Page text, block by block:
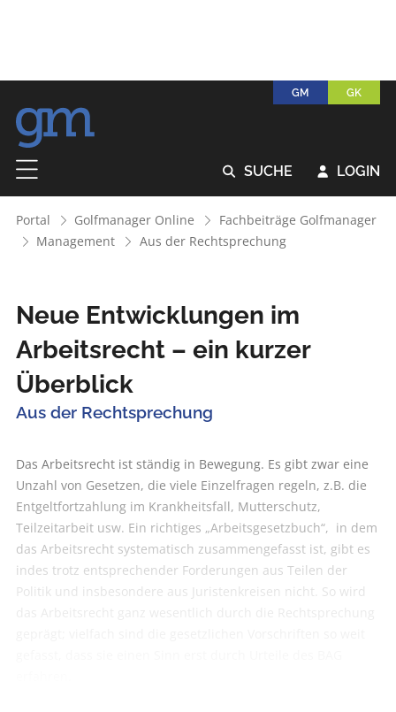
GM GK
 SUCHE  LOGIN
Portal Golfmanager Online
Fachbeiträge Golfmanager
Management
Aus der Rechtsprechung
Neue Entwicklungen im
Arbeitsrecht – ein kurzer
Überblick
Aus der Rechtsprechung
Das Arbeitsrecht ist ständig in Bewegung. Es gibt zwar eine
Unzahl von Gesetzen, die viele Einzelfragen regeln, z.B. die
Entgeltfortzahlung im Krankheitsfall, Mutterschutz,
Teilzeitarbeit usw. Ein richtiges „Arbeitsgesetzbuch“, in dem
das Arbeitsrecht systematisch zusammengefasst ist, gibt es
indes trotz entsprechender Forderungen aus Teilen der
Politik und insbesondere aus Juristenkreisen nicht. So wird